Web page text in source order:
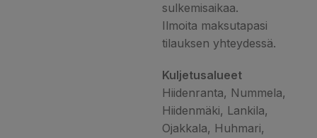
sulkemisaikaa.
Ilmoita maksutapasi
tilauksen yhteydessä.
Kuljetusalueet
Hiidenranta, Nummela,
Hiidenmäki, Lankila,
Ojakkala, Huhmari,